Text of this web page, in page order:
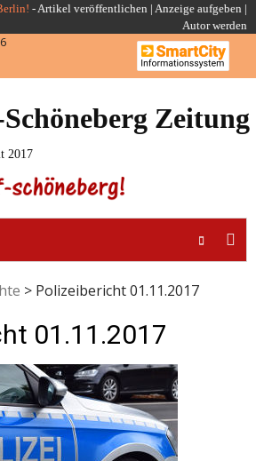
-Artikel veröffentlichen | Anzeige aufgeben |
Autor werden
Zeitung
2017
> Polizeibericht 01.11.2017
01.11.2017